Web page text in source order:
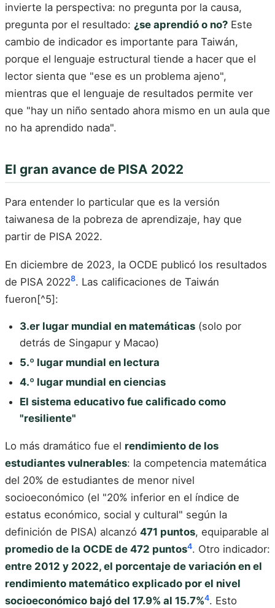
invierte la perspectiva: no pregunta por la causa,
pregunta por el resultado: ¿se aprendió o no? Este
cambio de indicador es importante para Taiwán,
porque el lenguaje estructural tiende a hacer que el
lector sienta que "ese es un problema ajeno",
mientras que el lenguaje de resultados permite ver
que "hay un niño sentado ahora mismo en un aula que
no ha aprendido nada".
El gran avance de PISA 2022
Para entender lo particular que es la versión
taiwanesa de la pobreza de aprendizaje, hay que
partir de PISA 2022.
En diciembre de 2023, la OCDE publicó los resultados
de PISA 20228. Las calificaciones de Taiwán
fueron[^5]:
3.er lugar mundial en matemáticas (solo por
detrás de Singapur y Macao)
5.º lugar mundial en lectura
4.º lugar mundial en ciencias
El sistema educativo fue calificado como
"resiliente"
Lo más dramático fue el rendimiento de los
estudiantes vulnerables: la competencia matemática
del 20% de estudiantes de menor nivel
socioeconómico (el "20% inferior en el índice de
estatus económico, social y cultural" según la
definición de PISA) alcanzó 471 puntos, equiparable al
promedio de la OCDE de 472 puntos4. Otro indicador:
entre 2012 y 2022, el porcentaje de variación en el
rendimiento matemático explicado por el nivel
socioeconómico bajó del 17.9% al 15.7%4. Esto